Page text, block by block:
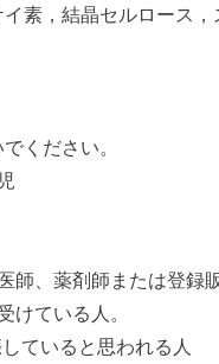
素，結晶セルロース
ください。
師、薬剤師または登録
ている人。
いると思われる人